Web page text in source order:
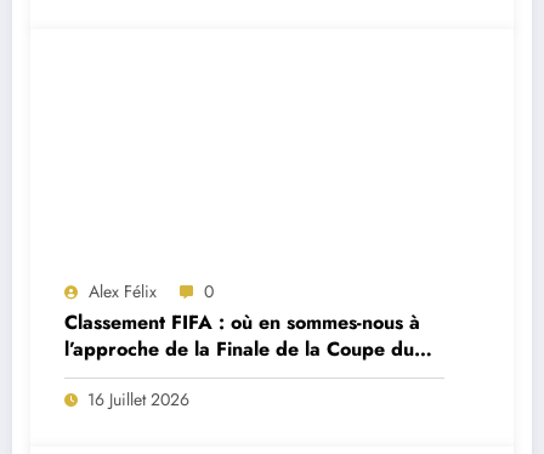
Alex Félix 0
Classement FIFA : où en sommes-nous à
l’approche de la Finale de la Coupe du
Monde 2026 ?
16 Juillet 2026